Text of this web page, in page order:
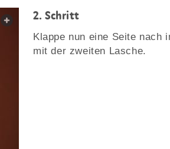
web.lightbox.openLink
2. Schritt
Klappe nun eine Seite nach
mit der zweiten Lasche.